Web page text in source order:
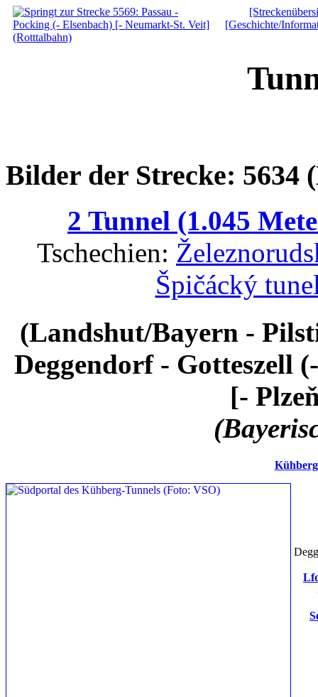
[Geschichte/
Bilder der Strecke: 5634
2 Tunnel (1.045
Tschechien:
Špičácký
(Landshut/Bayern -
Deggendorf - Gotteszell
[-